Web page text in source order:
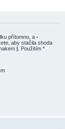
přítomno, a -
aby stačila shoda
| . Použitím *